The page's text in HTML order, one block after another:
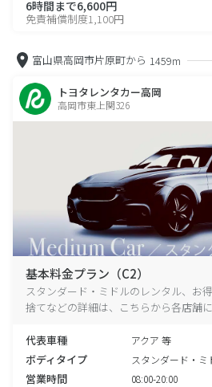
6時間まで6,600円
免責補償制度1,100円
富山県高岡市片原町から 1459m
トヨタレンタカー高岡
高岡市東上関326
基本料金プラン（C2）
スタンダード・ミドルのレンタル、お
捨てなどの詳細は、こちらから各店舗
代表車種 アクア 等
ボディタイプ スタンダード・ミ
営業時間 08:00-20:00